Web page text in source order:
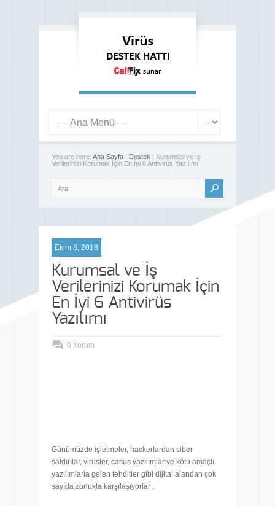
You are here: Ana Sayfa | Destek | Kurumsal ve İş
Verilerinizi Korumak İçin En İyi 6 Antivirüs Yazılımı
Ekim 8, 2018
Kurumsal ve İş
Verilerinizi Korumak İçin
En İyi 6 Antivirüs
Yazılımı
0 Yorum
Günümüzde işletmeler, hackerlardan siber
saldırılar, virüsler, casus yazılımlar ve kötü amaçlı
yazılımlarla gelen tehditler gibi dijital alandan çok
sayıda zorlukla karşılaşıyorlar .